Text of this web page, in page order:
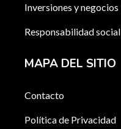
Inversiones y negocios
Responsabilidad social
MAPA DEL SITIO
Contacto
Política de Privacidad